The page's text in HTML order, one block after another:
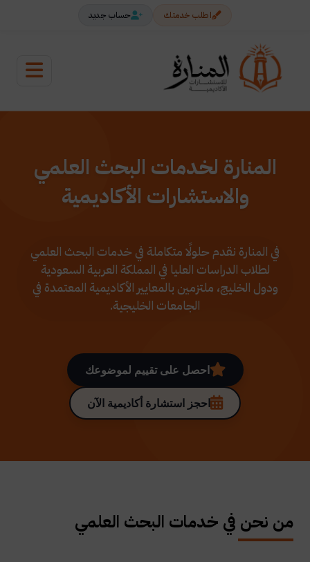
اطلب خدمتك حساب جديد
المنارة لخدمات البحث العلمي
والاستشارات الأكاديمية
في المنارة نقدم حلولًا متكاملة في خدمات البحث العلمي
لطلاب الدراسات العليا في المملكة العربية السعودية
ودول الخليج، ملتزمين بالمعايير الأكاديمية المعتمدة في
الجامعات الخليجية.
احصل على تقييم لموضوعك
احجز استشارة أكاديمية الآن
من نحن في خدمات البحث العلمي